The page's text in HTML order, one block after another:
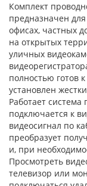
Комплект
предназначен
офисах, частных
на открытых
уличных
полностью готов
установлен
Работает
подключается к
видеосигнал по
преобразует
и, при
Просмотреть
телевизор или